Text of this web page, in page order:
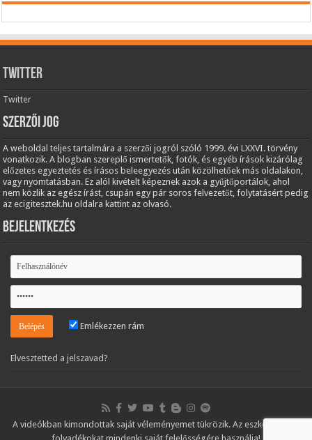
Twitter
Twitter
Szerzői jog
A weboldal teljes tartalmára a szerzői jogról szóló 1999. évi LXXVI. törvény
vonatkozik. A blogban szereplő ismertetők, fotók, és egyéb írások kizárólag
előzetes egyeztetés és írásos beleegyezés után közölhetőek más oldalakon,
vagy nyomtatásban. Ez alól kivételt képeznek azok a gyűjtőportálok, ahol
nem közlik az egész írást, csupán egy pár soros felvezetőt, folytatásért pedig
az ecigitesztek.hu oldalra kattint az olvasó.
Bejelentkezés
Emlékezzen rám
Elvesztetted a jelszavad?
A videókban kimondottak saját véleményemet tükrözik. Az eszközöket és